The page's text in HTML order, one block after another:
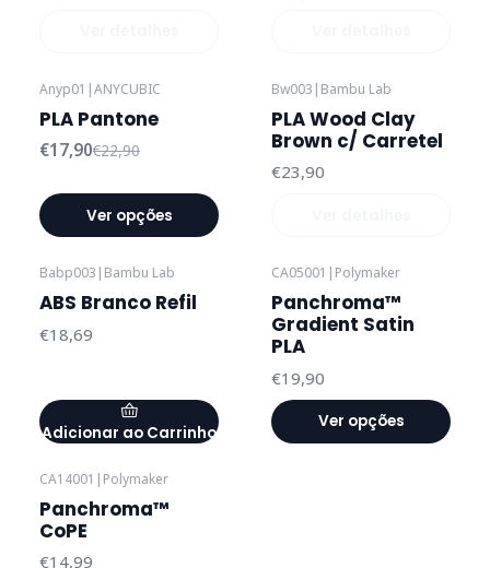
Anyp01 |ANYCUBIC
PLA Pantone
€17,90€22,90
Ver opções
Bw003 | Bambu Lab
PLA Wood Clay
Brown c/ Carretel
€23,90
Babp003 | Bambu Lab
ABS Branco Refil
€18,69
Adicionar ao Carrinho
CA05001 | Polymaker
Panchroma™
Gradient Satin
PLA
€19,90
Ver opções
CA14001 | Polymaker
Panchroma™
CoPE
€14,99